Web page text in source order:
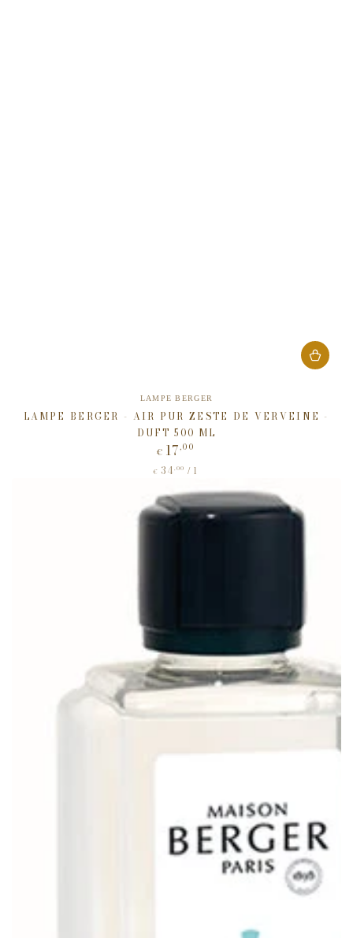
Verkäufer/in:
LAMPE BERGER
LAMPE BERGER - AIR PUR ZESTE DE VERVEINE -
DUFT 500 ML
Regulärer
Preis
€ 17,00
Stückpreis
€ 34,00 / pro
l